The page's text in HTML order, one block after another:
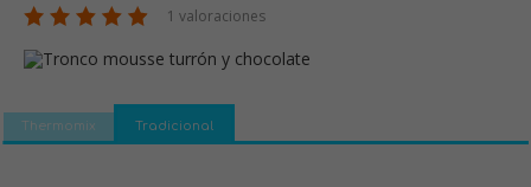
1 valoraciones
Thermomix Tradicional